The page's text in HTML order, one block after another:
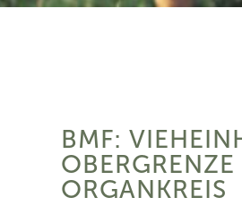
BMF:
OBERGRENZE
ORGANKREIS